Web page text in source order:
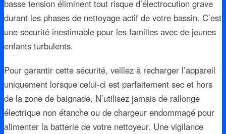
basse tension éliminent tout risque d’électrocution grave
durant les phases de nettoyage actif de votre bassin. C’est
une sécurité inestimable pour les familles avec de jeunes
enfants turbulents.
Pour garantir cette sécurité, veillez à recharger l’appareil
uniquement lorsque celui-ci est parfaitement sec et hors
de la zone de baignade. N’utilisez jamais de rallonge
électrique non étanche ou de chargeur endommagé pour
alimenter la batterie de votre nettoyeur. Une vigilance